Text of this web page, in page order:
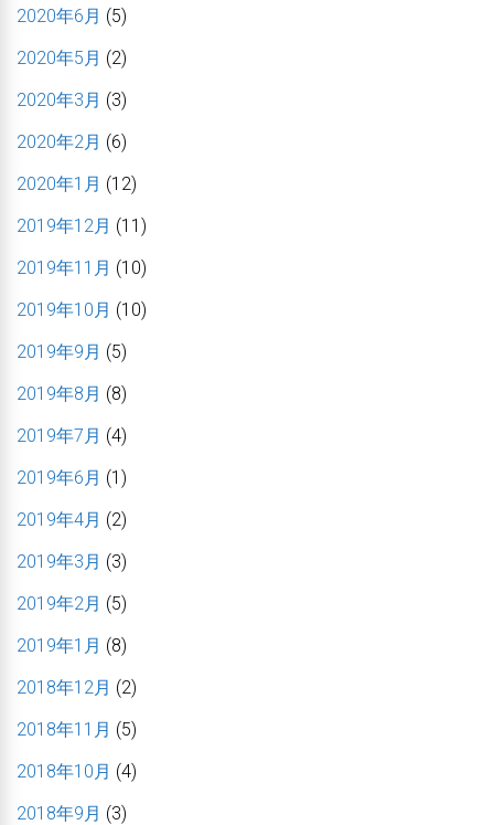
2020年6月 (5)
2020年5月 (2)
2020年3月 (3)
2020年2月 (6)
2020年1月 (12)
2019年12月 (11)
2019年11月 (10)
2019年10月 (10)
2019年9月 (5)
2019年8月 (8)
2019年7月 (4)
2019年6月 (1)
2019年4月 (2)
2019年3月 (3)
2019年2月 (5)
2019年1月 (8)
2018年12月 (2)
2018年11月 (5)
2018年10月 (4)
2018年9月 (3)